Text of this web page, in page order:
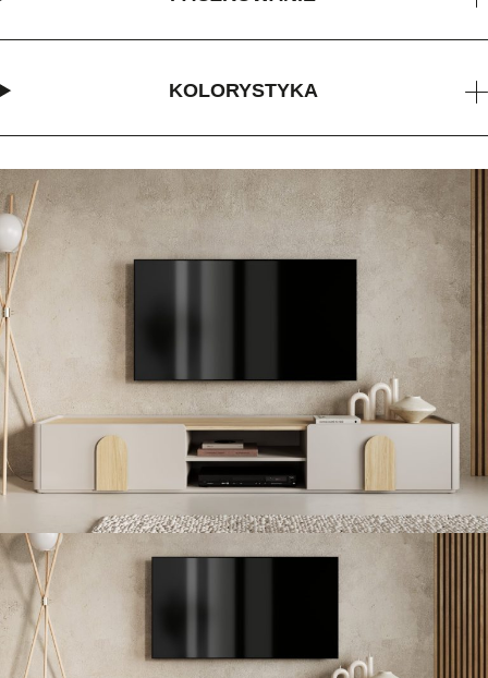
KOLORYSTYKA